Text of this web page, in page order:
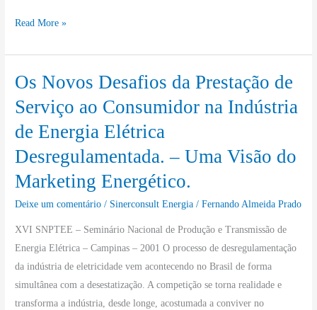
de
Read More »
Os Novos Desafios da Prestação de
Serviço ao Consumidor na Indústria
de Energia Elétrica
Desregulamentada. – Uma Visão do
Marketing Energético.
Deixe um comentário / Sinerconsult Energia /Fernando Almeida Prado
XVI SNPTEE – Seminário Nacional de Produção e Transmissão de
Energia Elétrica – Campinas – 2001 O processo de desregulamentação
da indústria de eletricidade vem acontecendo no Brasil de forma
simultânea com a desestatização. A competição se torna realidade e
transforma a indústria, desde longe, acostumada a conviver no
Os
Desafios
da
Prestação
Serviço
ao
Consumidor
na
Indústria
de
Energia